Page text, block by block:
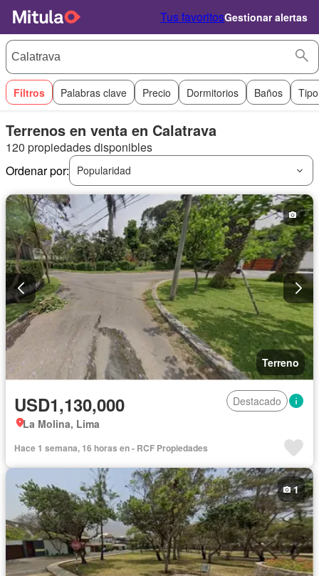
Tus favoritosGestionar alertas
Filtros Palabras clave Precio Dormitorios Baños
Terrenos en venta en Calatrava
120 propiedades disponibles
Ordenar por:
Popularidad
Terreno
USD1,130,000
Destacado
La Molina, Lima
Hace 1 semana, 16 horas en - RCF Propiedades
1